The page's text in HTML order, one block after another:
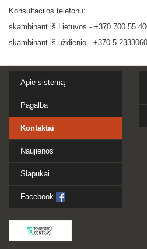
Konsultacijos telefonu:
skambinant iš Lietuvos - +370 700 55
skambinant iš uždienio - +370 5 2333060
Apie sistemą
Pagalba
Kontaktai
Naujienos
Slapukai
Facebook